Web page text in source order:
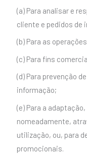
(a) Para analisar e
cliente e pedidos de
(b) Para as
(c) Para fins
(d) Para prevenção
informação;
(e) Para a
nomeadamente,
utilização, ou, para
promocionais.